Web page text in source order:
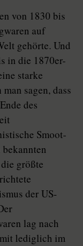
von 1830 bis
auf
gehörte. Und
in die 1870er-
starke
sagen, dass
des
Smoot-
größte
der US-
lag nach
lediglich im